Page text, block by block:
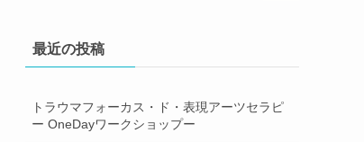
最近の投稿
トラウマフォーカス・ド・表現アーツセラピ
ー OneDayワークショップー